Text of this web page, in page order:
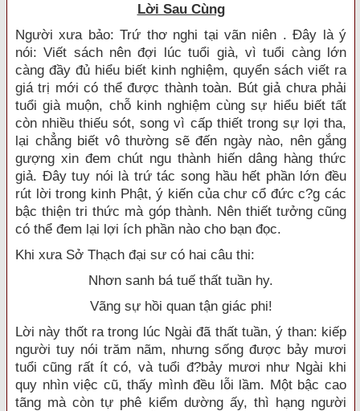
Lời Sau Cùng
Người xưa bảo: Trứ thơ nghi tại vãn niên . Đây là ý
nói: Viết sách nên đợi lúc tuổi già, vì tuổi càng lớn
càng đầy đủ hiểu biết kinh nghiệm, quyển sách viết ra
giá trị mới có thể được thành toàn. Bút giả chưa phải
tuổi già muộn, chỗ kinh nghiệm cùng sự hiểu biết tất
còn nhiều thiếu sót, song vì cấp thiết trong sự lợi tha,
lại chẳng biết vô thường sẽ đến ngày nào, nên gắng
gượng xin đem chút ngu thành hiến dâng hàng thức
giả. Đây tuy nói là trứ tác song hầu hết phần lớn đều
rút lời trong kinh Phật, ý kiến của chư cổ đức c?g các
bậc thiện tri thức mà góp thành. Nên thiết tưởng cũng
có thể đem lại lợi ích phần nào cho bạn đọc.
Khi xưa Sở Thạch đại sư có hai câu thi:
Nhơn sanh bá tuế thất tuần hy.
Vãng sự hồi quan tận giác phi!
Lời này thốt ra trong lúc Ngài đã thất tuần, ý than: kiếp
người tuy nói trăm nãm, nhưng sống được bảy mươi
tuổi cũng rất ít có, và tuổi đ?bảy mươi như Ngài khi
quy nhìn việc cũ, thấy mình đều lỗi lầm. Một bậc cao
tãng mà còn tự phê kiểm dường ấy, thì hạng người